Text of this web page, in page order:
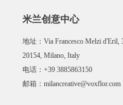
米兰创意中心
地址：Via Francesco Melzi d'Eril,
20154, Milano, Italy
电话：+39 3885863150
邮箱：milancreative@voxflor.com